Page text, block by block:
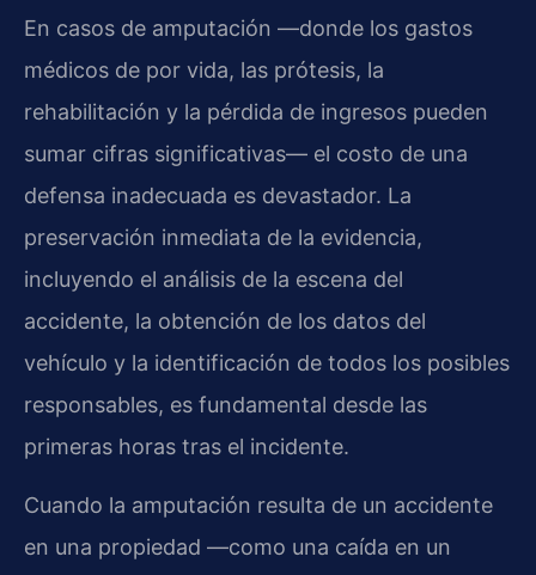
En casos de amputación —donde los gastos
médicos de por vida, las prótesis, la
rehabilitación y la pérdida de ingresos pueden
sumar cifras significativas— el costo de una
defensa inadecuada es devastador. La
preservación inmediata de la evidencia,
incluyendo el análisis de la escena del
accidente, la obtención de los datos del
vehículo y la identificación de todos los posibles
responsables, es fundamental desde las
primeras horas tras el incidente.
Cuando la amputación resulta de un accidente
en una propiedad —como una caída en un